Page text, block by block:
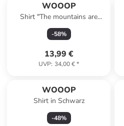
WOOOP
Shirt "The mountains are
calling" in Dunkelblau
-58%
13,99 €
UVP: 34,00 €*
WOOOP
Shirt in Schwarz
-48%